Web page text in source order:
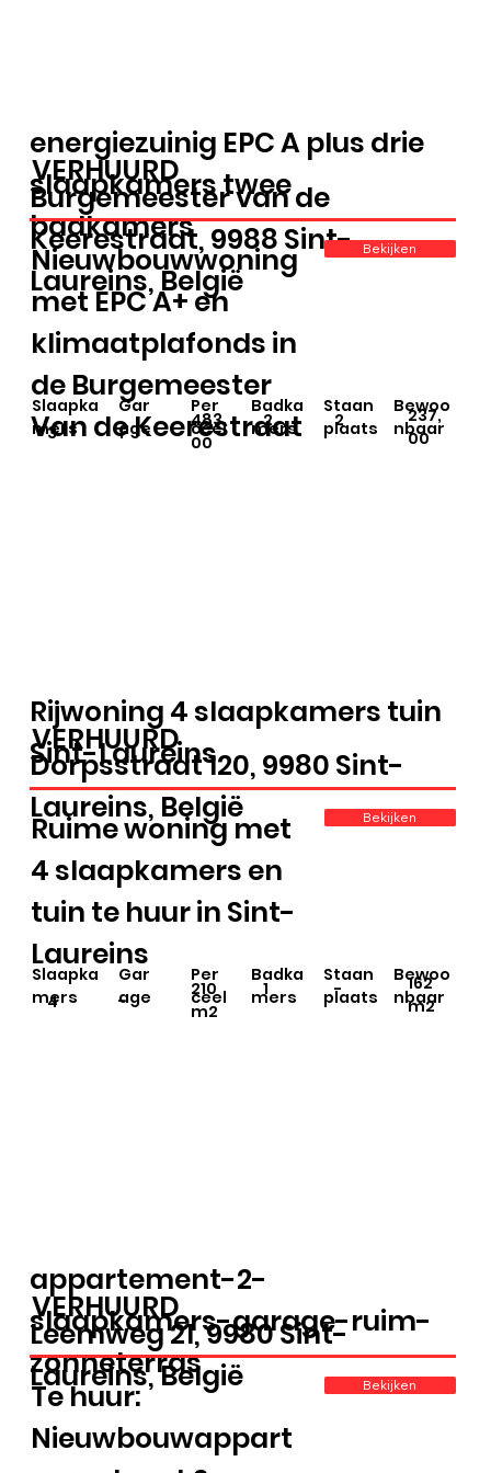
energiezuinig EPC A plus drie
slaapkamers twee
badkamers
Burgemeester van de
Keerestraat, 9988 Sint-
Laureins, België
VERHUURD
Nieuwbouwwoning
met EPC A+ en
klimaatplafonds in
de Burgemeester
Van de Keerestraat
Gar
age
Bewoo
nbaar
Staan
plaats
Badka
mers
Slaapka
mers
Per
ceel
237,
00
2
2
483,
00
1
3
Bekijken
Rijwoning 4 slaapkamers tuin
Sint-Laureins
Dorpsstraat 120, 9980 Sint-
Laureins, België
VERHUURD
Ruime woning met
4 slaapkamers en
tuin te huur in Sint-
Laureins
Gar
age
Bewoo
nbaar
Staan
plaats
Badka
mers
Slaapka
mers
Per
ceel
162
m2
-
1
210
m2
-
4
Bekijken
appartement-2-
slaapkamers-garage-ruim-
zonneterras
Leemweg 21, 9980 Sint-
Laureins, België
VERHUURD
Te huur:
Nieuwbouwappart
Bekijken